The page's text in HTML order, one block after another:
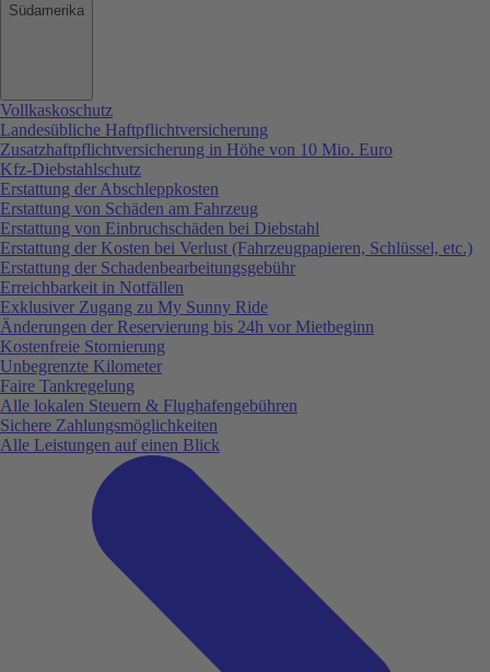
Südamerika
Vollkaskoschutz
Landesübliche Haftpflichtversicherung
Zusatzhaftpflichtversicherung in Höhe von 10 Mio. Euro
Kfz-Diebstahlschutz
Erstattung der Abschleppkosten
Erstattung von Schäden am Fahrzeug
Erstattung von Einbruchschäden bei Diebstahl
Erstattung der Kosten bei Verlust (Fahrzeugpapieren, Schlüssel, etc.)
Erstattung der Schadenbearbeitungsgebühr
Erreichbarkeit in Notfällen
Exklusiver Zugang zu My Sunny Ride
Änderungen der Reservierung bis 24h vor Mietbeginn
Kostenfreie Stornierung
Unbegrenzte Kilometer
Faire Tankregelung
Alle lokalen Steuern & Flughafengebühren
Sichere Zahlungsmöglichkeiten
Alle Leistungen auf einen Blick